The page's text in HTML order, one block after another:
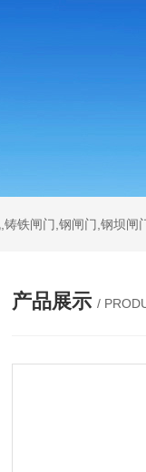
铁闸门,钢闸门,钢坝
产品展示 /